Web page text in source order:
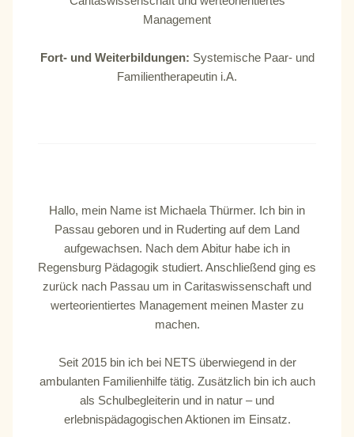
Management
Fort- und Weiterbildungen: Systemische Paar- und
Familientherapeutin i.A.
Hallo, mein Name ist Michaela Thürmer. Ich bin in
Passau geboren und in Ruderting auf dem Land
aufgewachsen. Nach dem Abitur habe ich in
Regensburg Pädagogik studiert. Anschließend ging es
zurück nach Passau um in Caritaswissenschaft und
werteorientiertes Management meinen Master zu
machen.
Seit 2015 bin ich bei NETS überwiegend in der
ambulanten Familienhilfe tätig. Zusätzlich bin ich auch
als Schulbegleiterin und in natur – und
erlebnispädagogischen Aktionen im Einsatz.